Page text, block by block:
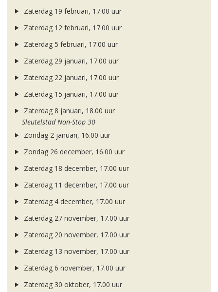
Zaterdag 19 februari, 17.00 uur
Zaterdag 12 februari, 17.00 uur
Zaterdag 5 februari, 17.00 uur
Zaterdag 29 januari, 17.00 uur
Zaterdag 22 januari, 17.00 uur
Zaterdag 15 januari, 17.00 uur
Zaterdag 8 januari, 18.00 uur
Sleutelstad Non-Stop 30
Zondag 2 januari, 16.00 uur
Zondag 26 december, 16.00 uur
Zaterdag 18 december, 17.00 uur
Zaterdag 11 december, 17.00 uur
Zaterdag 4 december, 17.00 uur
Zaterdag 27 november, 17.00 uur
Zaterdag 20 november, 17.00 uur
Zaterdag 13 november, 17.00 uur
Zaterdag 6 november, 17.00 uur
Zaterdag 30 oktober, 17.00 uur